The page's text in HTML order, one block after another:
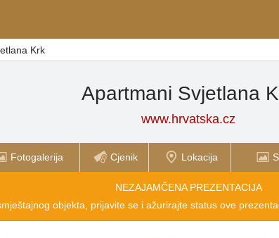
Krk
Apartmani Svjetlana
www.hrvatska.cz
Fotogalerija Cjenik Lokacija
NEZAJAMČENA PREZENTACIJA
objekta, prijavite se i ažurirajte status ove